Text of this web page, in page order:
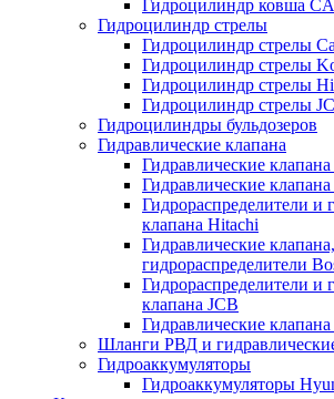
Гидроцилиндр ковша
Гидроцилиндр стрелы
Гидроцилиндр стрелы
Гидроцилиндр стрелы
Гидроцилиндр стрелы
Гидроцилиндр стрелы
Гидроцилиндры бульдозеров
Гидравлические клапана
Гидравлические
Гидравлические
Гидрораспределители и
клапана Hitachi
Гидравлические клапана,
гидрораспределители
Гидрораспределители и
клапана JCB
Гидравлические клапана
Шланги РВД и
Гидроаккумуляторы
Гидроаккумуляторы